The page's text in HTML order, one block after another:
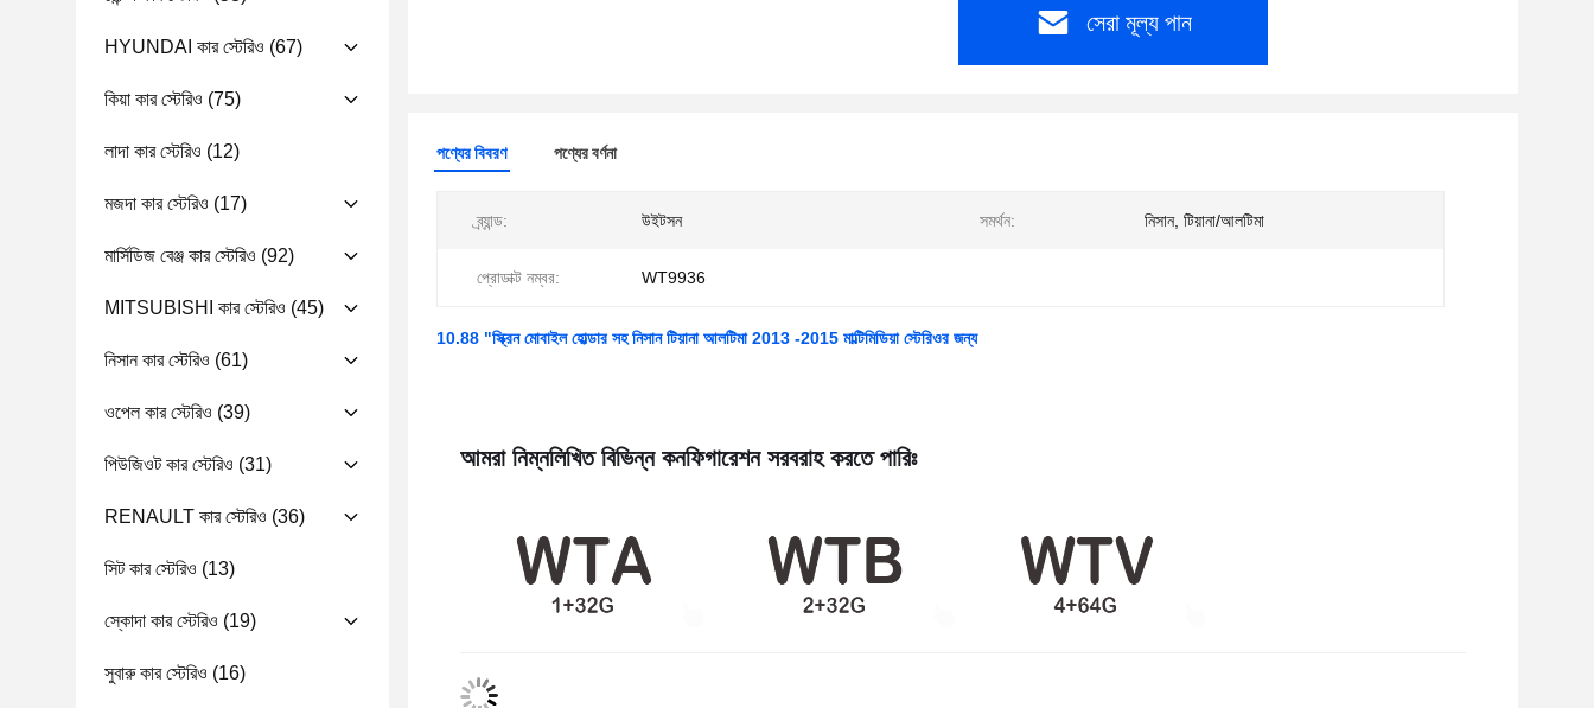
HYUNDAI কার স্টেরিও (67)
কিয়া কার স্টেরিও (75)
লাদা কার স্টেরিও (12)
মজদা কার স্টেরিও (17)
মার্সিডিজ বেঞ্জ কার স্টেরিও (92)
MITSUBISHI কার স্টেরিও (45)
নিসান কার স্টেরিও (61)
ওপেল কার স্টেরিও (39)
পিউজিওট কার স্টেরিও (31)
RENAULT কার স্টেরিও (36)
সিট কার স্টেরিও (13)
স্কোদা কার স্টেরিও (19)
সুবারু কার স্টেরিও (16)
সেরা মূল্য পান
পণ্যের বিবরণ পণ্যের বর্ণনা
ব্র্যান্ড: উইটসন সমর্থন: নিসান, টিয়ানা/আলটিমা
প্রোডাক্ট নম্বর: WT9936
10.88 "স্ক্রিন মোবাইল হোল্ডার সহ নিসান টিয়ানা আলটিমা 2013 -2015 মাল্টিমিডিয়া স্টেরিওর জন্য
আমরা নিম্নলিখিত বিভিন্ন কনফিগারেশন সরবরাহ করতে পারিঃ